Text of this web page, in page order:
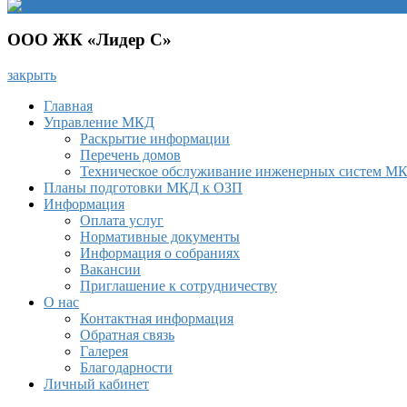
ООО ЖК «Лидер С»
закрыть
Главная
Управление МКД
Раскрытие информации
Перечень домов
Техническое обслуживание инженерных систем
Планы подготовки МКД к ОЗП
Информация
Оплата услуг
Нормативные документы
Информация о собраниях
Вакансии
Приглашение к сотрудничеству
О нас
Контактная информация
Обратная связь
Галерея
Благодарности
Личный кабинет